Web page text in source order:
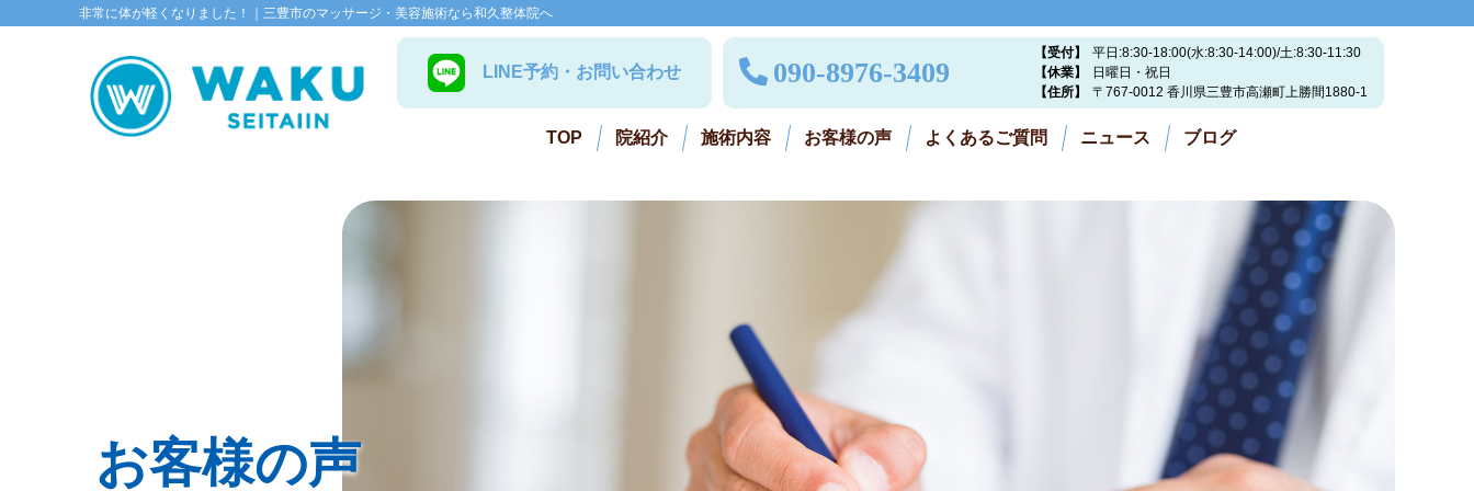
非常に体が軽くなりました！｜三豊市のマッサージ・美容施術なら和久整体院へ
LINE予約・お問い合わせ 090-8976-3409
【受付】
平日:8:30-18:00(水:8:30-14:00)/土:8:30-11:30
【休業】
日曜日・祝日
【住所】
〒767-0012 香川県三豊市高瀬町上勝間1880-1
TOP 院紹介 施術内容 お客様の声 よくあるご質問 ニュース ブログ
お客様の声